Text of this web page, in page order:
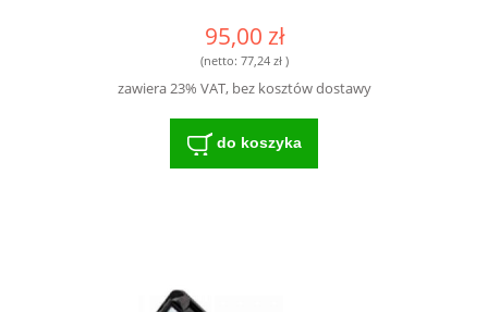
95,00 zł
(netto: 77,24 zł)
zawiera 23% VAT, bez kosztów dostawy
do koszyka